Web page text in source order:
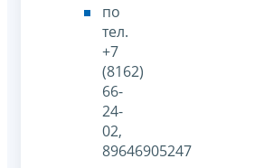
по
тел.
+7
(8162)
66-
24-
02,
89646905247